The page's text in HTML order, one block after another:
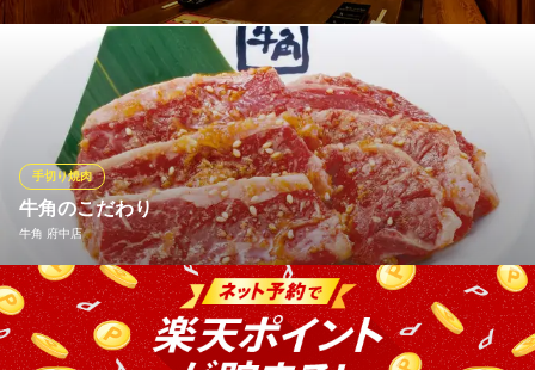
焼肉/居酒屋/飲み放題
ＪＲ南武線分倍河原駅 徒歩1分
東京都府中市片町2-21-9 2F
木目調で仕立てた落ち着いた店間には、4名〜6名様でご利用して
いただける横長のテーブル席をご用意しております。ゆったりと
したスペースを確保したテーブル席は、お肉や料理を置いてもゆ
とりがあります。焼肉を味わう飲み会、同窓会、また親族同士の
お集まりなどあらゆるシーンで当店をご活用ください。
食べ放題 元氣七輪焼肉 牛繁 府中住吉町店
厳選焼肉を2H食べ放題
ＪＲ南武線西府駅 徒歩9分
東京都府中市住吉町3-1-9
牛角のこだわり
牛角 府中店
手切り焼肉
お客様に新鮮な状態で提供したいという想いから、店内で一枚一
枚丁寧にカット！口に入れたときに特に美味しく感じるお肉の切
り方を追求することで、焼肉の美味しさを最大限に引き出しま